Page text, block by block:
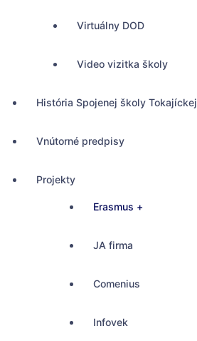
24, Bratislava
Virtuálny DOD
Video vizitka školy
História Spojenej školy Tokajíckej
Vnútorné predpisy
Projekty
Erasmus +
JA firma
Comenius
Infovek